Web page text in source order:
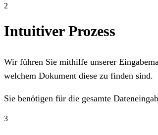
2
Intuitiver Prozess
Wir führen Sie mithilfe unserer
welchem Dokument diese zu finden sind.
Sie benötigen für die gesamte
3